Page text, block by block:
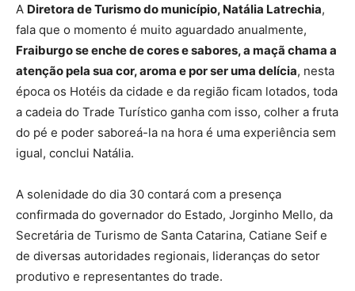
A Diretora de Turismo do município, Natália Latrechia,
fala que o momento é muito aguardado anualmente,
Fraiburgo se enche de cores e sabores, a maçã chama a
atenção pela sua cor, aroma e por ser uma delícia, nesta
época os Hotéis da cidade e da região ficam lotados, toda
a cadeia do Trade Turístico ganha com isso, colher a fruta
do pé e poder saboreá-la na hora é uma experiência sem
igual, conclui Natália.
A solenidade do dia 30 contará com a presença
confirmada do governador do Estado, Jorginho Mello, da
Secretária de Turismo de Santa Catarina, Catiane Seif e
de diversas autoridades regionais, lideranças do setor
produtivo e representantes do trade.